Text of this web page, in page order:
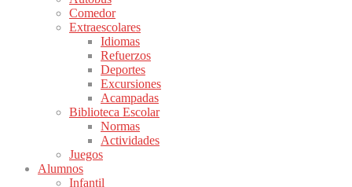
Comedor
Extraescolares
Idiomas
Refuerzos
Deportes
Excursiones
Acampadas
Biblioteca Escolar
Normas
Actividades
Juegos
Alumnos
Infantil